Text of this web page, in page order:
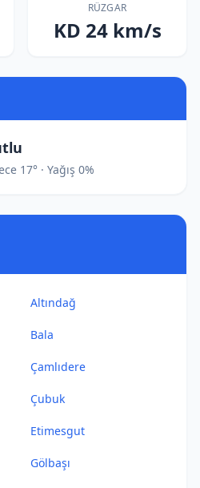
RÜZGAR
KD 24 km/s
17° · Yağış 0%
Altındağ
Bala
Çamlıdere
Çubuk
Etimesgut
Gölbaşı